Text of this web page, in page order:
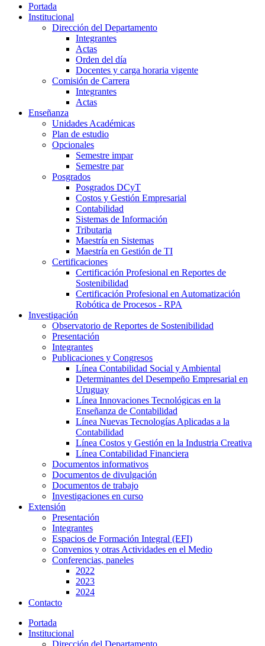
Portada
Institucional
Dirección del Departamento
Integrantes
Actas
Orden del día
Docentes y carga horaria vigente
Comisión de Carrera
Integrantes
Actas
Enseñanza
Unidades Académicas
Plan de estudio
Opcionales
Semestre impar
Semestre par
Posgrados
Posgrados DCyT
Costos y Gestión Empresarial
Contabilidad
Sistemas de Información
Tributaria
Maestría en Sistemas
Maestría en Gestión de TI
Certificaciones
Certificación Profesional en Reportes de
Sostenibilidad
Certificación Profesional en Automatización
Robótica de Procesos - RPA
Investigación
Observatorio de Reportes de Sostenibilidad
Presentación
Integrantes
Publicaciones y Congresos
Línea Contabilidad Social y Ambiental
Determinantes del Desempeño Empresarial en
Uruguay
Línea Innovaciones Tecnológicas en la
Enseñanza de Contabilidad
Línea Nuevas Tecnologías Aplicadas a la
Contabilidad
Línea Costos y Gestión en la Industria Creativa
Línea Contabilidad Financiera
Documentos informativos
Documentos de divulgación
Documentos de trabajo
Investigaciones en curso
Extensión
Presentación
Integrantes
Espacios de Formación Integral (EFI)
Convenios y otras Actividades en el Medio
Conferencias, paneles
2022
2023
2024
Contacto
Portada
Institucional
Dirección del Departamento